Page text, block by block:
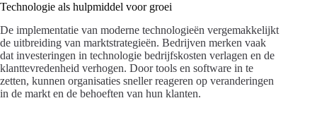
Technologie als hulpmiddel voor groei
De implementatie van moderne technologieën vergemakkelijkt
de uitbreiding van marktstrategieën. Bedrijven merken vaak
dat investeringen in technologie bedrijfskosten verlagen en de
klanttevredenheid verhogen. Door tools en software in te
zetten, kunnen organisaties sneller reageren op veranderingen
in de markt en de behoeften van hun klanten.